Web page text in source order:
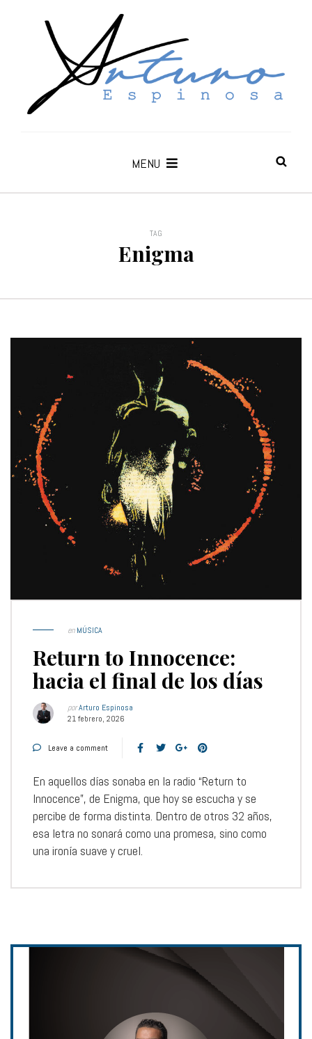
MENU
TAG
Enigma
enMÚSICA
Return to Innocence:
hacia el final de los días
porArturo Espinosa
21 febrero, 2026
Leave a comment
En aquellos días sonaba en la radio “Return to
Innocence”, de Enigma, que hoy se escucha y se
percibe de forma distinta. Dentro de otros 32 años,
esa letra no sonará como una promesa, sino como
una ironía suave y cruel.